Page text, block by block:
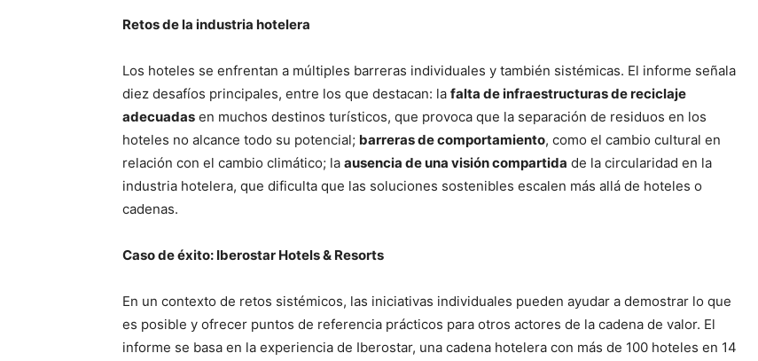
Retos de la industria hotelera
Los hoteles se enfrentan a múltiples barreras individuales y también sistémicas. El informe señala
diez desafíos principales, entre los que destacan: la falta de infraestructuras de reciclaje
adecuadas en muchos destinos turísticos, que provoca que la separación de residuos en los
hoteles no alcance todo su potencial; barreras de comportamiento, como el cambio cultural en
relación con el cambio climático; la ausencia de una visión compartida de la circularidad en la
industria hotelera, que dificulta que las soluciones sostenibles escalen más allá de hoteles o
cadenas.
Caso de éxito: Iberostar Hotels & Resorts
En un contexto de retos sistémicos, las iniciativas individuales pueden ayudar a demostrar lo que
es posible y ofrecer puntos de referencia prácticos para otros actores de la cadena de valor. El
informe se basa en la experiencia de Iberostar, una cadena hotelera con más de 100 hoteles en 14